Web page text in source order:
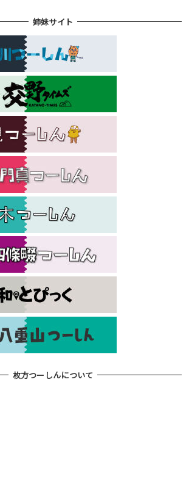
姉妹サイト
枚方つーしんについて